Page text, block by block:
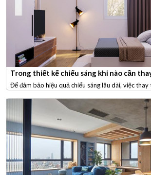
Trong thiết kế chiếu sáng khi nào cần
Để đảm bảo hiệu quả chiếu sáng lâu dài, việc thay